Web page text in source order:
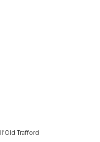
Trafford